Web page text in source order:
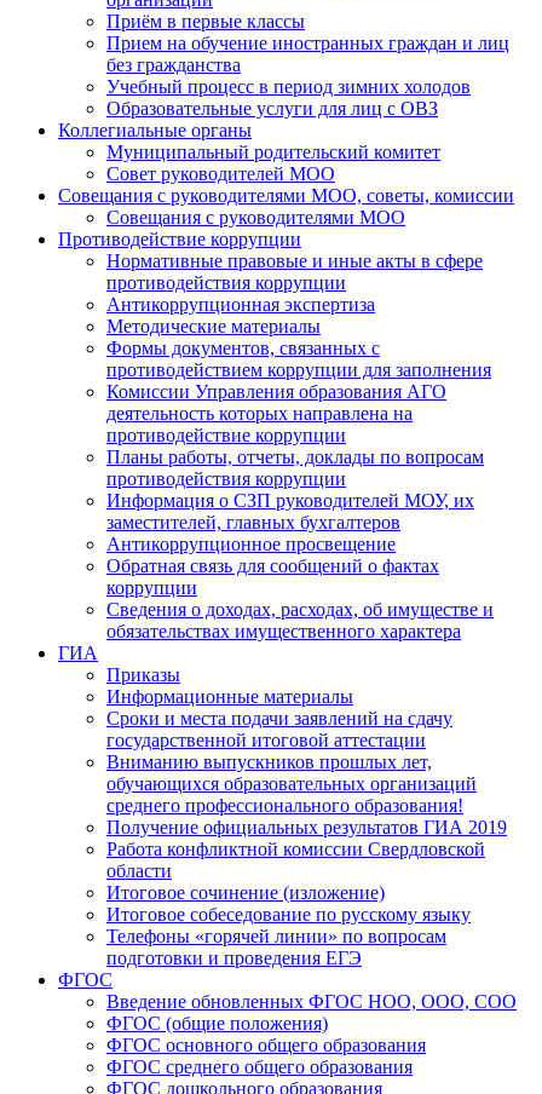
Приём в первые классы
Прием на обучение иностранных граждан и лиц
без гражданства
Учебный процесс в период зимних холодов
Образовательные услуги для лиц с ОВЗ
Коллегиальные органы
Муниципальный родительский комитет
Совет руководителей МОО
Совещания с руководителями МОО, советы, комиссии
Совещания с руководителями МОО
Противодействие коррупции
Нормативные правовые и иные акты в сфере
противодействия коррупции
Антикоррупционная экспертиза
Методические материалы
Формы документов, связанных с
противодействием коррупции для заполнения
Комиссии Управления образования АГО
деятельность которых направлена на
противодействие коррупции
Планы работы, отчеты, доклады по вопросам
противодействия коррупции
Информация о СЗП руководителей МОУ, их
заместителей, главных бухгалтеров
Антикоррупционное просвещение
Обратная связь для сообщений о фактах
коррупции
Сведения о доходах, расходах, об имуществе и
обязательствах имущественного характера
ГИА
Приказы
Информационные материалы
Сроки и места подачи заявлений на сдачу
государственной итоговой аттестации
Вниманию выпускников прошлых лет,
обучающихся образовательных организаций
среднего профессионального образования!
Получение официальных результатов ГИА 2019
Работа конфликтной комиссии Свердловской
области
Итоговое сочинение (изложение)
Итоговое собеседование по русскому языку
Телефоны «горячей линии» по вопросам
подготовки и проведения ЕГЭ
ФГОС
Введение обновленных ФГОС НОО, ООО, СОО
ФГОС (общие положения)
ФГОС основного общего образования
ФГОС среднего общего образования
ФГОС дошкольного образования